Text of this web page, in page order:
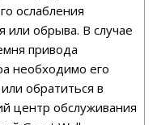
ослабления
или обрыва. В случае
привода
необходимо его
обратиться в
центр обслуживания